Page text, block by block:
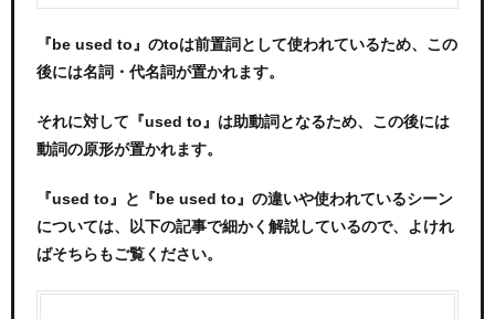
『be used to』のtoは前置詞として使われているため、この
後には名詞・代名詞が置かれます。
それに対して『used to』は助動詞となるため、この後には
動詞の原形が置かれます。
『used to』と『be used to』の違いや使われているシーン
については、以下の記事で細かく解説しているので、よけれ
ばそちらもご覧ください。